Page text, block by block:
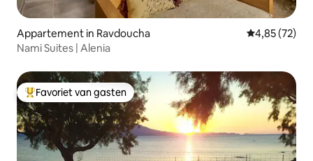
Appartement in Ravdoucha Gemiddelde
4,85 (72)
Nami Suites | Alenia
Topfavoriet van gasten
Favoriet van gasten